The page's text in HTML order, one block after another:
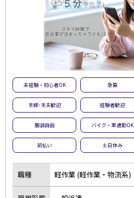
未経験・初心者OK 急募
主婦･主夫歓迎 経験者歓迎
服装自由 バイク・車通勤OK
前払い 土日休み
職種 軽作業 (軽作業・物流系)